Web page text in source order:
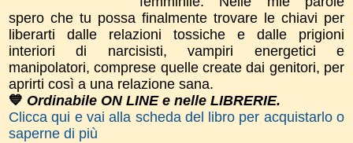
spero che tu possa finalmente trovare le chiavi per
liberarti dalle relazioni tossiche e dalle prigioni
interiori di narcisisti, vampiri energetici e
manipolatori, comprese quelle create dai genitori, per
aprirti così a una relazione sana.
💙 Ordinabile ON LINE e nelle LIBRERIE.
Clicca qui e vai alla scheda del libro per acquistarlo o
saperne di più